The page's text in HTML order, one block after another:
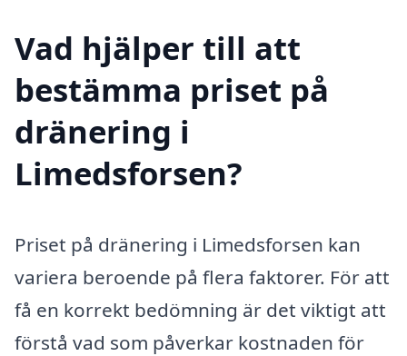
Vad hjälper till att
bestämma priset på
dränering i
Limedsforsen?
Priset på dränering i Limedsforsen kan
variera beroende på flera faktorer. För att
få en korrekt bedömning är det viktigt att
förstå vad som påverkar kostnaden för